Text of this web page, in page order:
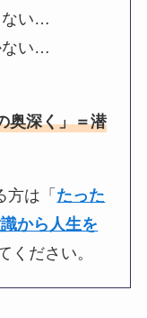
ない…
ない…
奥深く」＝潜
は「 たった
から人生を
ください。